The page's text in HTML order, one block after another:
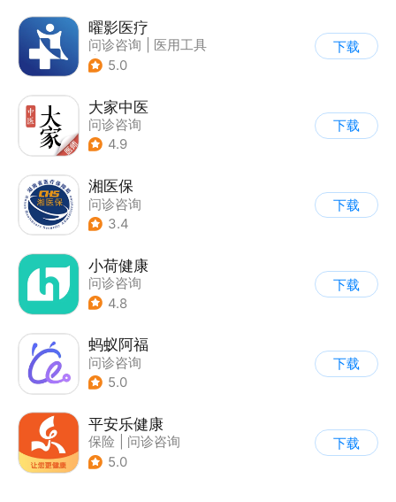
曜影医疗
问诊咨询
医用工具
| 医护助手
5.0
下载
大家中医
问诊咨询
4.9
下载
湘医保
问诊咨询
3.4
下载
小荷健康
问诊咨询
4.8
下载
蚂蚁阿福
问诊咨询
5.0
下载
平安乐健康
保险
问诊咨询
5.0
下载